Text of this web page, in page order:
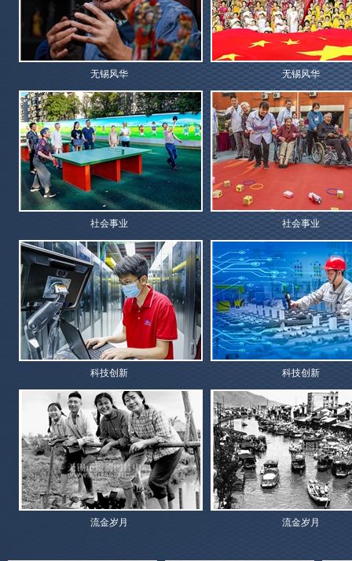
无锡风华 无锡风华
社会事业 社会事业
科技创新 科技创新
流金岁月 流金岁月